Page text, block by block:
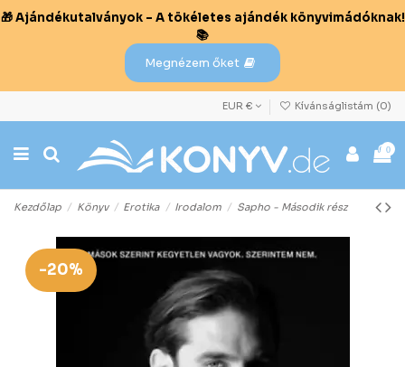
🎁 Ajándékutalványok – A tökéletes ajándék könyvimádóknak!
📚
Megnézem őket
EUR € Kívánságlistám (0)
0
Kezdőlap Könyv Erotika Irodalom Sapho - Második rész
-20%